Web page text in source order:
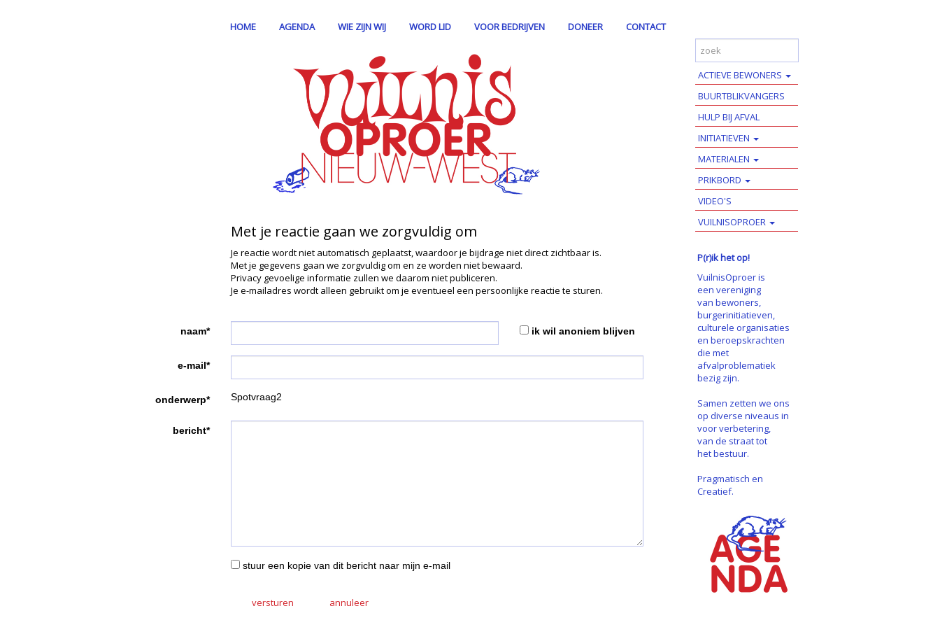
HOME AGENDA WIE ZIJN WIJ WORD LID VOOR BEDRIJVEN DONEER CONTACT
Met je reactie gaan we zorgvuldig om
Je reactie wordt niet automatisch geplaatst, waardoor je bijdrage niet direct zichtbaar is.
Met je gegevens gaan we zorgvuldig om en ze worden niet bewaard.
Privacy gevoelige informatie zullen we daarom niet publiceren.
Je e-mailadres wordt alleen gebruikt om je eventueel een persoonlijke reactie te sturen.
naam* ik wil anoniem blijven
e-mail*
onderwerp* Spotvraag2
bericht*
stuur een kopie van dit bericht naar mijn e-mail
versturen
ACTIEVE BEWONERS
BUURTBLIKVANGERS
HULP BIJ AFVAL
INITIATIEVEN
MATERIALEN
PRIKBORD
VIDEO'S
VUILNISOPROER
P(r)ik het op!
VuilnisOproer is
een vereniging
van bewoners,
burgerinitiatieven,
culturele organisaties
en beroepskrachten
die met
afvalproblematiek
bezig zijn.
Samen zetten we ons
op diverse niveaus in
voor verbetering,
van de straat tot
het bestuur.
Pragmatisch en
Creatief.